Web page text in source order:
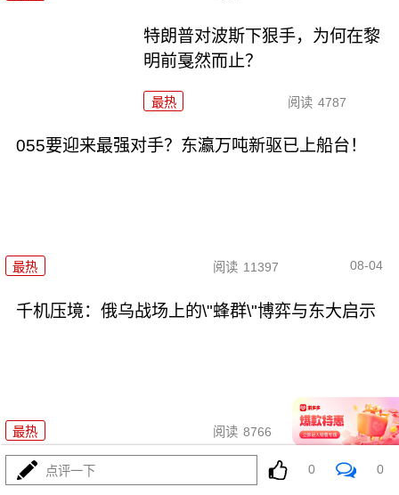
特朗普对波斯下狠手，为何在黎
明前戛然而止？
最热 阅读 4787
055要迎来最强对手？东瀛万吨新驱已上船台！
最热 阅读 11397 08-04
千机压境：俄乌战场上的\"蜂群\"博弈与东大启示
最热 阅读 8766 08-04
算了不打了？特朗普这脚刹车，把全世界都晃吐了
点评一下 0 0